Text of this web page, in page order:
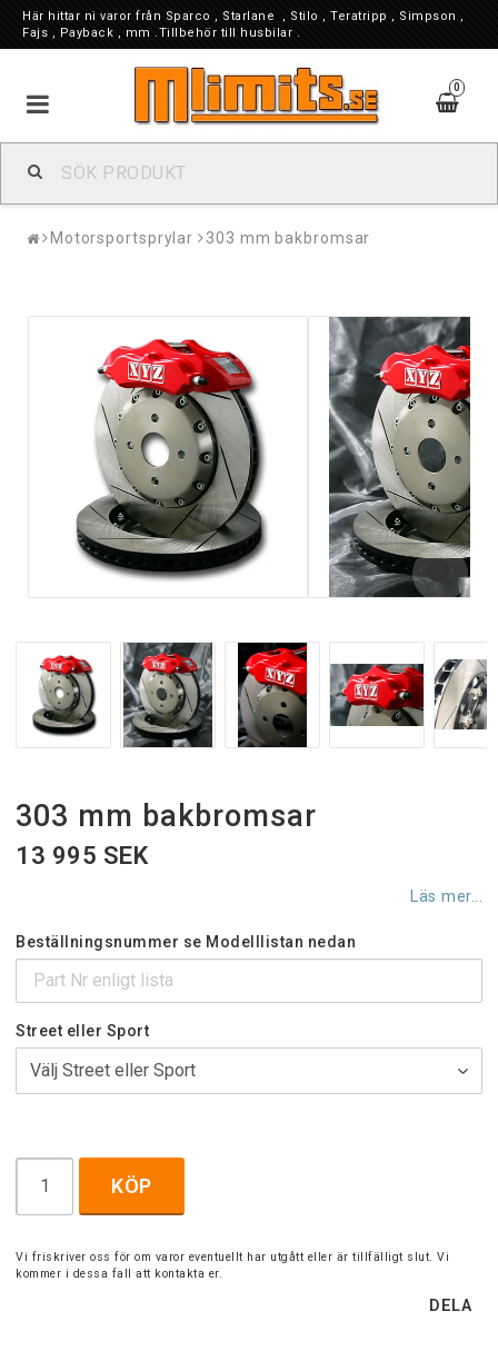
Här hittar ni varor från Sparco , Starlane , Stilo , Teratripp , Simpson ,
Fajs , Payback , mm .Tillbehör till husbilar .
0
Motorsportsprylar 303 mm bakbromsar
303 mm bakbromsar
13 995 SEK
Läs mer...
Beställningsnummer se Modelllistan nedan
Street eller Sport
KÖP
Vi friskriver oss för om varor eventuellt har utgått eller är tillfälligt slut. Vi
kommer i dessa fall att kontakta er.
DELA